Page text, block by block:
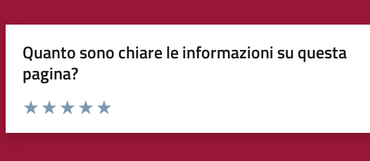
Quanto sono chiare le informazioni su questa
pagina?